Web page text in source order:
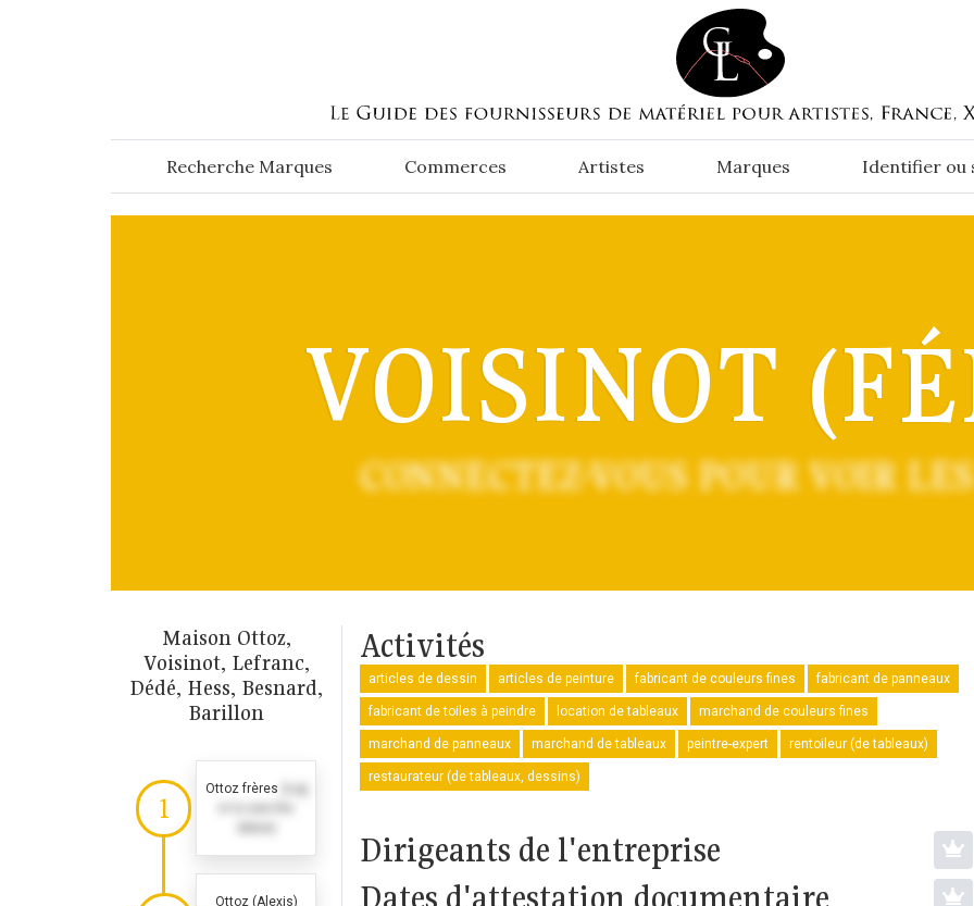
Recherche Marques Commerces Artistes Marques Identifier ou
VOISINOT
CONNECTEZ-VOUS POUR VOIR
Maison Ottoz,
Voisinot, Lefranc,
Dédé, Hess, Besnard,
Barillon
1
Ottoz frères
Ottoz (Alexis)
Activités
articles de dessin articles de peinture fabricant de couleurs fines fabricant de panneaux
fabricant de toiles à peindre location de tableaux marchand de couleurs fines
marchand de panneaux marchand de tableaux peintre-expert rentoileur (de tableaux)
restaurateur (de tableaux, dessins)
Dirigeants de l'entreprise